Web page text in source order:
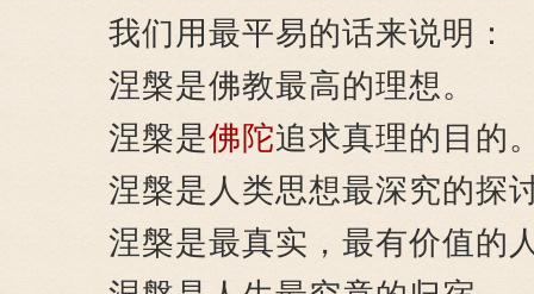
我们用最平易的话来说明：
涅槃是佛教最高的理想。
涅槃是佛陀追求真理的目的
涅槃是人类思想最深究的探
涅槃是最真实，最有价值的